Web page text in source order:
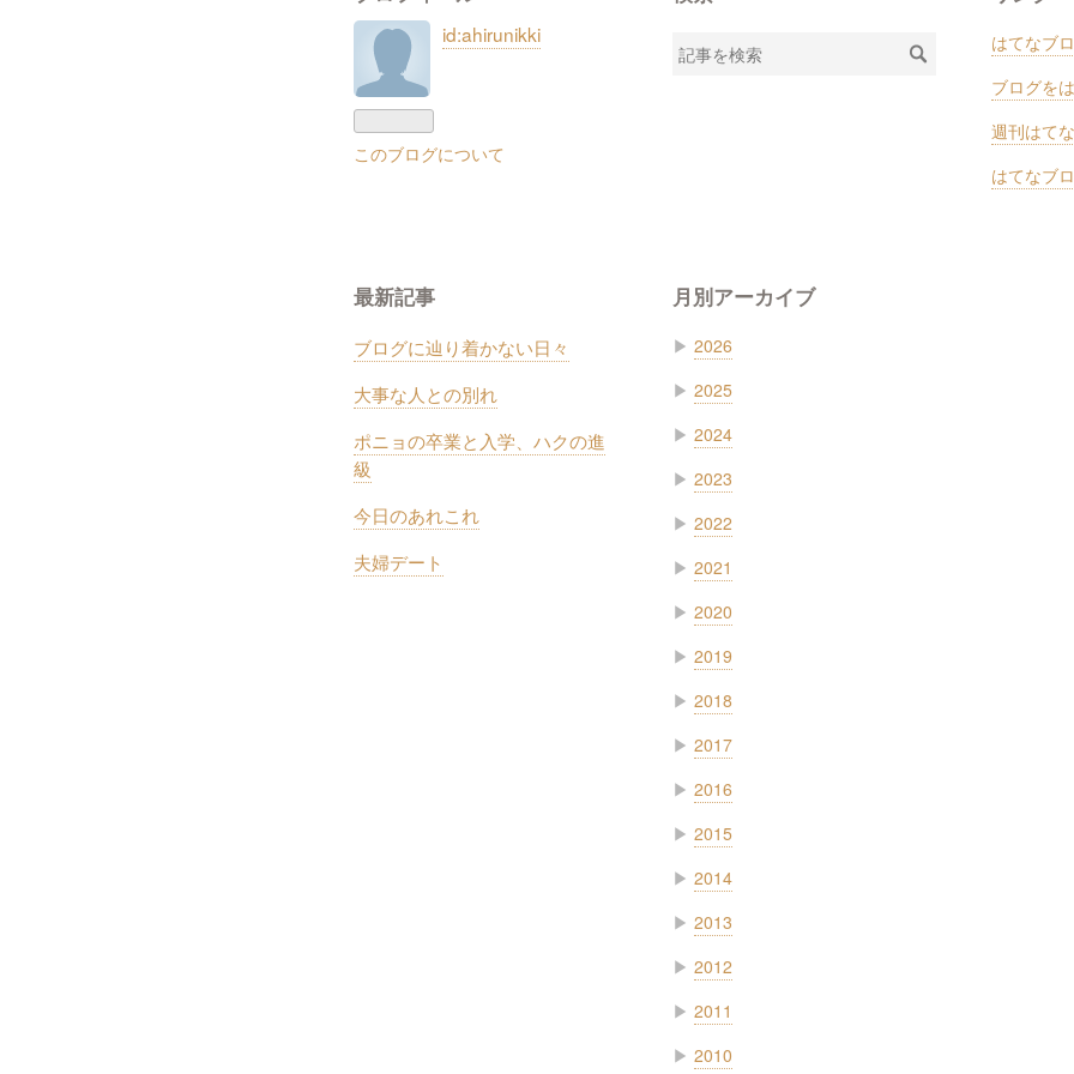
id:ahirunikki
このブログについて
はてなブ
ブログを
週刊はて
はてなブ
最新記事
ブログに辿り着かない日々
大事な人との別れ
ポニョの卒業と入学、ハクの進
級
今日のあれこれ
夫婦デート
月別アーカイブ
▶ 2026
▶ 2025
▶ 2024
▶ 2023
▶ 2022
▶ 2021
▶ 2020
▶ 2019
▶ 2018
▶ 2017
▶ 2016
▶ 2015
▶ 2014
▶ 2013
▶ 2012
▶ 2011
▶ 2010